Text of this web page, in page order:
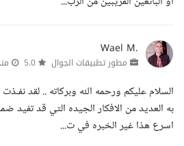
Wael M.
مطور تطبيقات الجوال
السلام عليكم ورحمه الله وبركاته .. لقد
به العديد من الافكار الجيده التي قد تفيد
اسرع هذا غير الخبره في ت...